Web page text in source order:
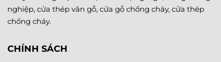
nghiệp, cửa thép vân gỗ, cửa gỗ chống cháy, cửa thép
chống cháy.
CHÍNH SÁCH